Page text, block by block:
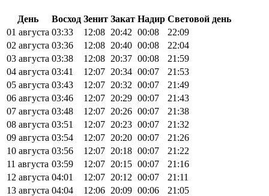
День Восход Зенит Закат Надир Световой день
01 августа 03:33 12:08 20:42 00:08
22:09
02 августа 03:36 12:08 20:40 00:08
22:04
03 августа 03:38 12:08 20:37 00:08
21:59
04 августа 03:41 12:07 20:34 00:07
21:53
05 августа 03:43 12:07 20:32 00:07
21:49
06 августа 03:46 12:07 20:29 00:07
21:43
07 августа 03:48 12:07 20:26 00:07
21:38
08 августа 03:51 12:07 20:23 00:07
21:32
09 августа 03:54 12:07 20:20 00:07
21:26
10 августа 03:56 12:07 20:18 00:07
21:22
11 августа 03:59 12:07 20:15 00:07
21:16
12 августа 04:01 12:07 20:12 00:07
21:11
13 августа 04:04 12:06 20:09 00:06
21:05